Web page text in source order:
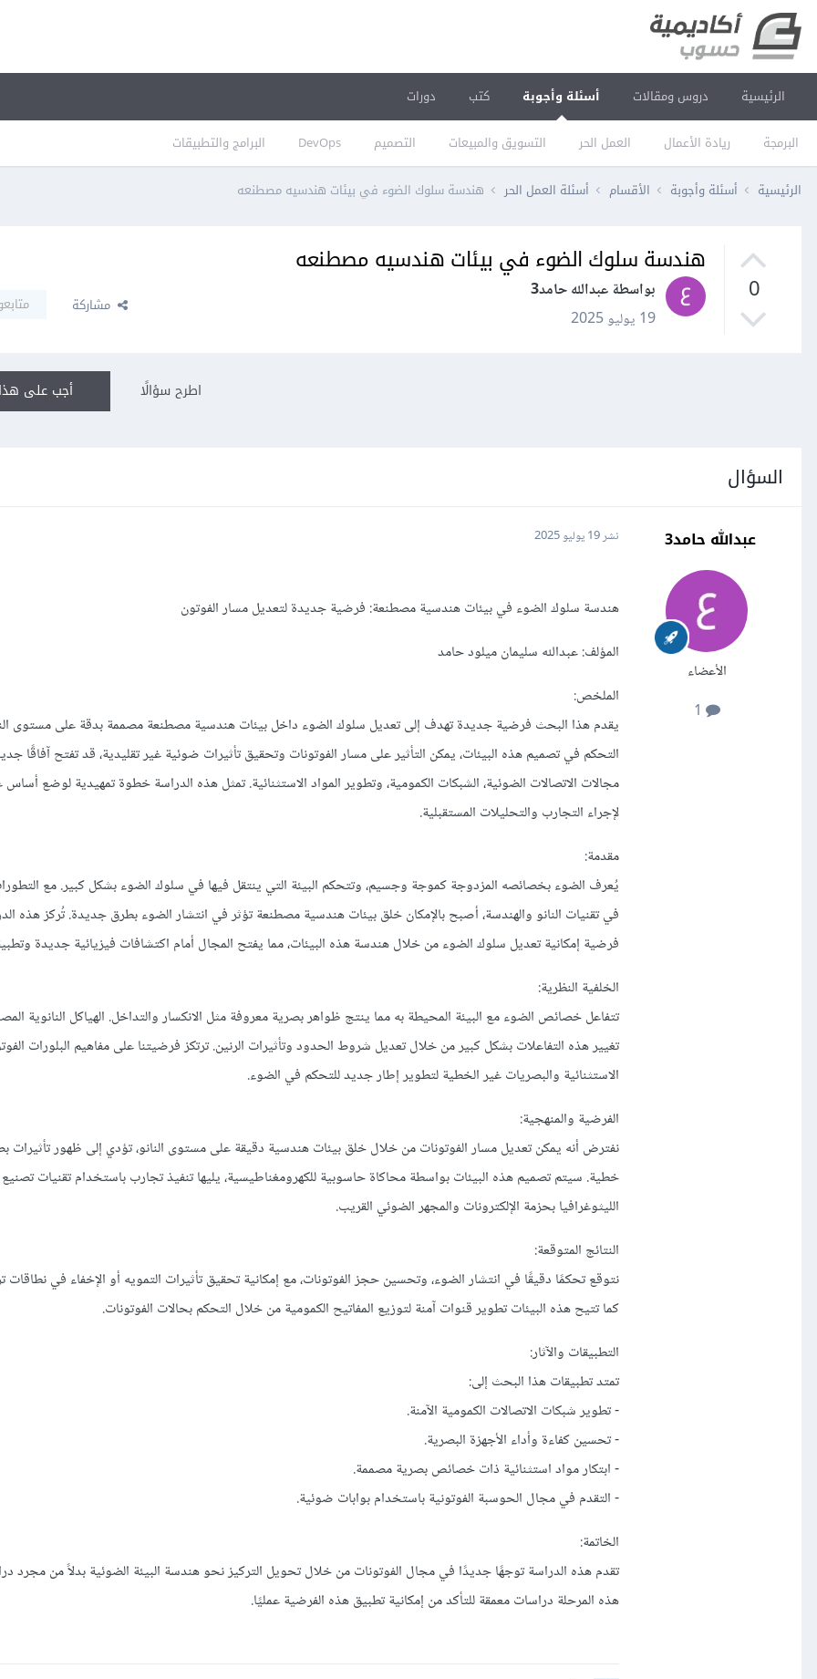
الرئيسية دروس ومقالات أسئلة وأجوبة
البرمجة ريادة الأعمال العمل الحر التسويق والمبيعات التصميم DevOps البرامج والتطبيقات
كتب دورات
الرئيسية أسئلة وأجوبة الأقسام أسئلة العمل الحر هندسة سلوك الضوء في بيئات هندسيه مصطنعه
0
هندسة سلوك الضوء في بيئات هندسيه مصطنعه
بواسطة عبدالله حامد3
19 يوليو 2025
مشاركة
أجب على اطرح سؤالًا
السؤال
عبدالله حامد3
الأعضاء
نشر19 يوليو 2025
هندسة سلوك الضوء في بيئات هندسية مصطنعة: فرضية جديدة لتعديل مسار الفوتون
المؤلف: عبدالله سليمان ميلود حامد
الملخص:
يقدم هذا البحث فرضية جديدة تهدف إلى تعديل سلوك الضوء داخل بيئات هندسية مصطنعة مصممة بدقة على مستوى
التحكم في تصميم هذه البيئات، يمكن التأثير على مسار الفوتونات وتحقيق تأثيرات ضوئية غير تقليدية، قد تفتح آفاقًا
مجالات الاتصالات الضوئية، الشبكات الكمومية، وتطوير المواد الاستثنائية. تمثل هذه الدراسة خطوة تمهيدية لوضع
لإجراء التجارب والتحليلات المستقبلية.
مقدمة:
يُعرف الضوء بخصائصه المزدوجة كموجة وجسيم، وتتحكم البيئة التي ينتقل فيها في سلوك الضوء بشكل كبير. مع
في تقنيات النانو والهندسة، أصبح بالإمكان خلق بيئات هندسية مصطنعة تؤثر في انتشار الضوء بطرق جديدة. تُركز هذه
فرضية إمكانية تعديل سلوك الضوء من خلال هندسة هذه البيئات، مما يفتح المجال أمام اكتشافات فيزيائية جديدة
الخلفية النظرية:
تتفاعل خصائص الضوء مع البيئة المحيطة به مما ينتج ظواهر بصرية معروفة مثل الانكسار والتداخل. الهياكل النانوية
تغيير هذه التفاعلات بشكل كبير من خلال تعديل شروط الحدود وتأثيرات الرنين. ترتكز فرضيتنا على مفاهيم البلورات
الاستثنائية والبصريات غير الخطية لتطوير إطار جديد للتحكم في الضوء.
الفرضية والمنهجية:
نفترض أنه يمكن تعديل مسار الفوتونات من خلال خلق بيئات هندسية دقيقة على مستوى النانو، تؤدي إلى ظهور تأثيرات
خطية. سيتم تصميم هذه البيئات بواسطة محاكاة حاسوبية للكهرومغناطيسية، يليها تنفيذ تجارب باستخدام تقنيات
الليثوغرافيا بحزمة الإلكترونات والمجهر الضوئي القريب.
النتائج المتوقعة:
نتوقع تحكمًا دقيقًا في انتشار الضوء، وتحسين حجز الفوتونات، مع إمكانية تحقيق تأثيرات التمويه أو الإخفاء في نطاقات
كما تتيح هذه البيئات تطوير قنوات آمنة لتوزيع المفاتيح الكمومية من خلال التحكم بحالات الفوتونات.
التطبيقات والآثار:
تمتد تطبيقات هذا البحث إلى:
- تطوير شبكات الاتصالات الكمومية الآمنة.
- تحسين كفاءة وأداء الأجهزة البصرية.
- ابتكار مواد استثنائية ذات خصائص بصرية مصممة.
- التقدم في مجال الحوسبة الفوتونية باستخدام بوابات ضوئية.
الخاتمة:
تقدم هذه الدراسة توجهًا جديدًا في مجال الفوتونات من خلال تحويل التركيز نحو هندسة البيئة الضوئية بدلاً من مجرد
هذه المرحلة دراسات معمقة للتأكد من إمكانية تطبيق هذه الفرضية عمليًا.